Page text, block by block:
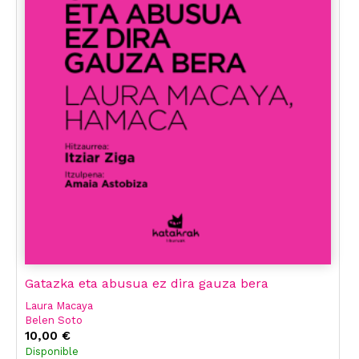
Gatazka eta abusua ez dira gauza bera
Laura Macaya
Belen Soto
Amaia Astobiza Uriarte
Itziar Ziga
10,00 €
Disponible